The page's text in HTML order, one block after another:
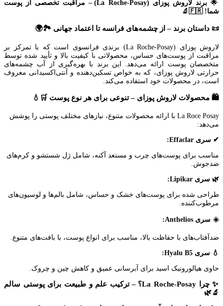
🌟 برند لاروش پوزای (La Roche-Posay) – مراقبت تخصصی از پوست
شما! 🇫🇷🔬
📜 داستان برند – از چشمه‌های فرانسه تا اعتماد جهانی 🏞️🌍
لاروش پوزای (La Roche-Posay) برندی فرانسوی است که با تمرکز بر
مراقبت از پوست‌های حساس، محصولاتی با کیفیت بالا و تأیید شده توسط
متخصصان پوست ارائه می‌دهد. این برند با بهره‌گیری از آب چشمه‌های
حرارتی لاروش پوزای، که به خواص تسکین‌دهنده و آنتی‌اکسیدانی معروف
است، در محصولات خود استفاده می‌کند.
🛍️ محصولات لاروش پوزای – تنوعی برای هر نوع پوست 🛒💧
La Roce Posay با ارائه محصولات متنوع، نیازهای مختلف پوستی را پوشش
می‌دهد:
✔ سری Effaclar:
مناسب برای پوست‌های چرب و مستعد آکنه، شامل ژل شستشو و کرم‌های
ضدجوش.
🌿 سری Lipikar:
طراحی شده برای پوست‌های خشک و حساس، شامل بالم‌ها و لوسیون‌های
مرطوب‌کننده.
☀️ سری Anthelios:
ضدآفتاب‌های با حفاظت بالا، مناسب برای انواع پوست، با بافت‌های متنوع.
💧 سری Hyalu B5:
حاوی هیالورونیک اسید برای آبرسانی عمیق و کاهش چین و چروک.
✨ چرا La Roche-Posay؟ – ترکیب علم و طبیعت برای پوستی سالم
🔬🌿